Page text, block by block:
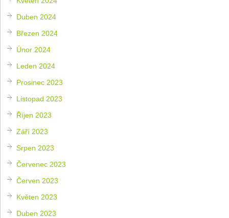
Duben 2024
Březen 2024
Únor 2024
Leden 2024
Prosinec 2023
Listopad 2023
Říjen 2023
Září 2023
Srpen 2023
Červenec 2023
Červen 2023
Květen 2023
Duben 2023